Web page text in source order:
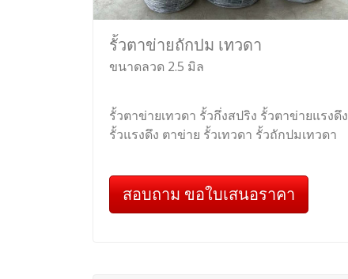
รั้วตาข่ายถักปม เทวดา
ขนาดลวด 2.5 มิล
รั้วตาข่ายเทวดา รั้วกึ่งสปริง รั้วตาข่ายแรงดึง
รั้วแรงดึง ตาข่าย รั้วเทวดา รั้วถักปมเทวดา
สอบถาม ขอใบเสนอราคา